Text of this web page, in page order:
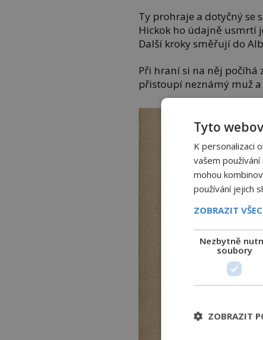
Ty prohraje a dotyčný se
Hickok ho údajně usmrtí
Další kroky směřují do
Při hraní si na něj počíhá
přistoupí neznámý muž
Tyto
K personalizaci
vašem
mohou
používání jejich
ZOBRAZIT
Nezbytně
soubory
ZOBRAZIT